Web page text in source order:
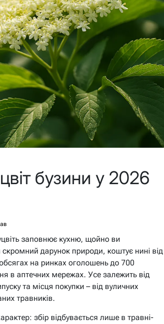
бузини у 2026
заповнює кухню, щойно ви
скромний дарунок природи, коштує нині від
на ринках оголошень до 700
в аптечних мережах. Усе залежить від
та місця покупки – від вуличних
травників.
збір відбувається лише в травні-